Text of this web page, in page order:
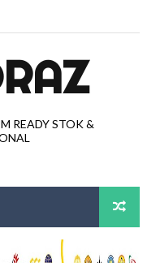
READY STOK &